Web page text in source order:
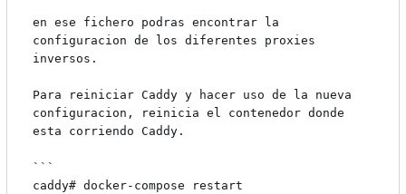
en ese fichero podras encontrar la
configuracion de los diferentes proxies
inversos.
Para reiniciar Caddy y hacer uso de la nueva
configuracion, reinicia el contenedor donde
esta corriendo Caddy.
```
caddy# docker-compose restart